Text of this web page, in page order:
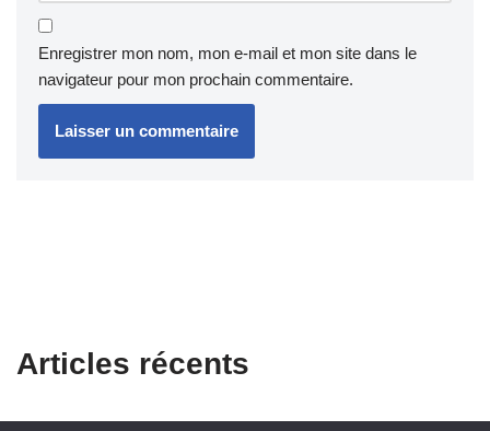
Enregistrer mon nom, mon e-mail et mon site dans le
navigateur pour mon prochain commentaire.
Articles récents